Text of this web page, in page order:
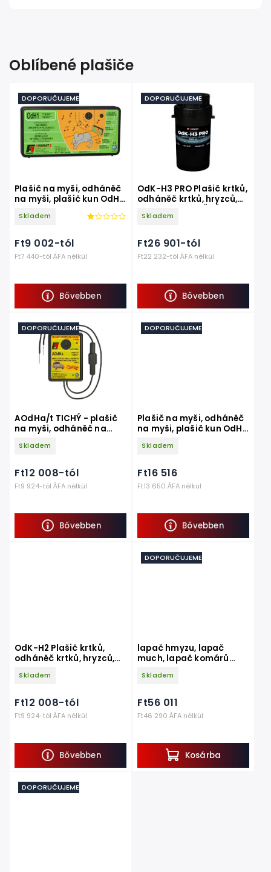
Oblíbené plašiče
DOPORUČUJEME
Plašič na myši, odháněč
na myši, plašič kun OdH1
Skladem
Ft7 440-tól ÁFA nélkül
Ft9 002-tól
Bővebben
DOPORUČUJEME
OdK-H3 PRO Plašič krtků,
odháněč krtků, hryzců,
ZVUKOVÝ
Skladem
Ft22 232-tól ÁFA nélkül
Ft26 901-tól
Bővebben
DOPORUČUJEME
AOdHa/t TICHÝ - plašič
na myši, odháněč na
Skladem
Ft9 924-tól ÁFA nélkül
Ft12 008-tól
Bővebben
DOPORUČUJEME
Plašič na myši, odháněč
na myši, plašič kun OdH1
měnícím zvukem
Skladem
Ft13 650 ÁFA nélkül
Ft16 516
Bővebben
OdK-H2 Plašič krtků,
odháněč krtků, hryzců,
Skladem
Ft9 924-tól ÁFA nélkül
Ft12 008-tól
Bővebben
DOPORUČUJEME
lapač hmyzu, lapač
much, lapač komárů
m2
Skladem
Ft46 290 ÁFA nélkül
Ft56 011
Kosárba
DOPORUČUJEME